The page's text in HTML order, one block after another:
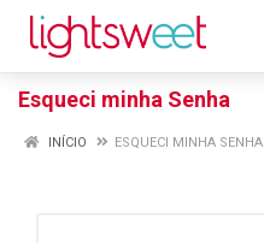
Esqueci minha Senha
INÍCIO ESQUECI MINHA SENHA